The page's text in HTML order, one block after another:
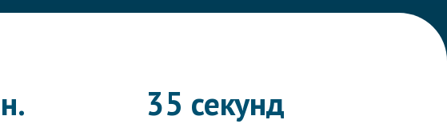
35 секунд